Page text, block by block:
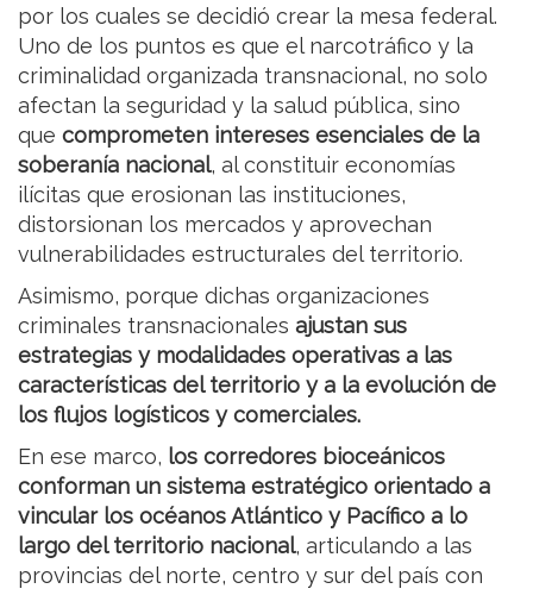
por los cuales se decidió crear la mesa federal.
Uno de los puntos es que el narcotráfico y la
criminalidad organizada transnacional, no solo
afectan la seguridad y la salud pública, sino
que comprometen intereses esenciales de la
soberanía nacional, al constituir economías
ilícitas que erosionan las instituciones,
distorsionan los mercados y aprovechan
vulnerabilidades estructurales del territorio.
Asimismo, porque dichas organizaciones
criminales transnacionales ajustan sus
estrategias y modalidades operativas a las
características del territorio y a la evolución de
los flujos logísticos y comerciales.
En ese marco, los corredores bioceánicos
conforman un sistema estratégico orientado a
vincular los océanos Atlántico y Pacífico a lo
largo del territorio nacional, articulando a las
provincias del norte, centro y sur del país con